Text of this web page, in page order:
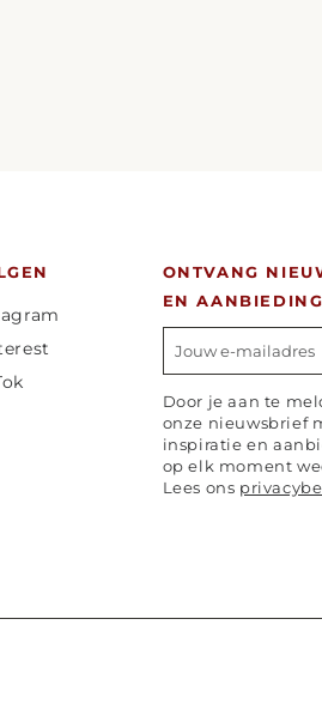
ONTVANG
EN
E-mailadres
Door je aan te
onze nieuwsbrief
inspiratie en
op elk moment
Lees ons